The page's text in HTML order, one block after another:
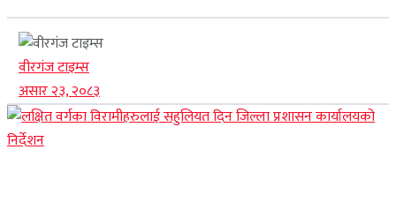
वीरगंज टाइम्स
असार २३, २०८३